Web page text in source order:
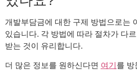
개발부담금에 대한 구제 방법으로는
있습니다. 각 방법에 따라 절차가 다
받는 것이 유리합니다.
더 많은 정보를 원하신다면 여기 를 방